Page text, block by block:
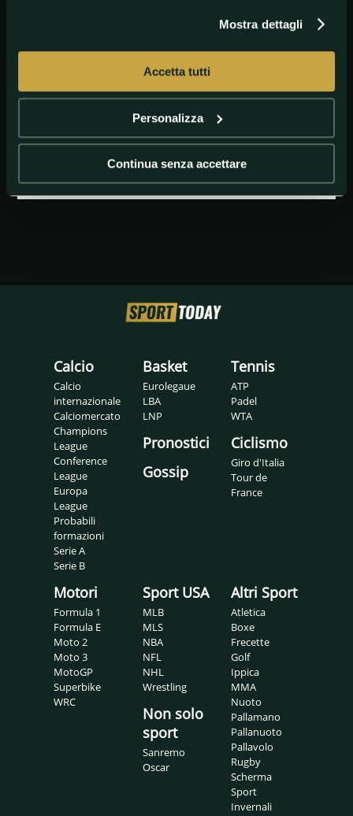
Mostra dettagli
Accetta tutti
Personalizza
Continua senza accettare
Calcio
Calcio
internazionale
Calciomercato
Champions
League
Conference
League
Europa
League
Probabili
formazioni
Serie A
Serie B
Basket
Eurolegaue
LBA
LNP
Pronostici
Gossip
Tennis
ATP
Padel
WTA
Ciclismo
Giro d'Italia
Tour de
France
Motori
Formula 1
Formula E
Moto 2
Moto 3
MotoGP
Superbike
WRC
Sport USA
MLB
MLS
NBA
NFL
NHL
Wrestling
Non solo
sport
Sanremo
Oscar
Altri Sport
Atletica
Boxe
Frecette
Golf
Ippica
MMA
Nuoto
Pallamano
Pallanuoto
Pallavolo
Rugby
Scherma
Sport
Invernali